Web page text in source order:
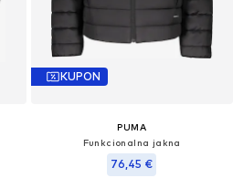
KUPON
PUMA
Funkcionalna jakna
76,45 €